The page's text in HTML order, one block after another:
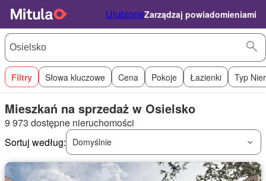
UlubioneZarządzaj powiadomieniami
Filtry Słowa kluczowe Cena Pokoje Łazienki Typ
Mieszkań na sprzedaż w Osielsko
9 973 dostępne nieruchomości
Sortuj według:
Domyślnie